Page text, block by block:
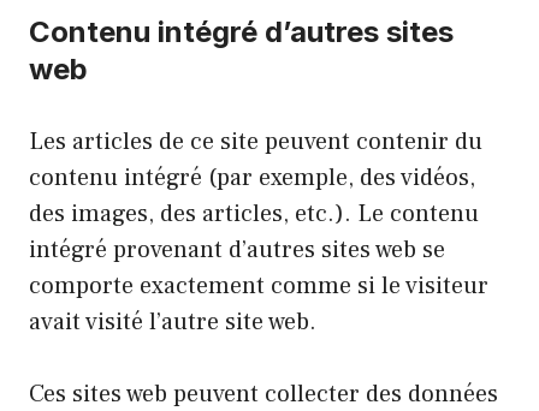
Contenu intégré d’autres sites
web
Les articles de ce site peuvent contenir du
contenu intégré (par exemple, des vidéos,
des images, des articles, etc.). Le contenu
intégré provenant d’autres sites web se
comporte exactement comme si le visiteur
avait visité l’autre site web.
Ces sites web peuvent collecter des données